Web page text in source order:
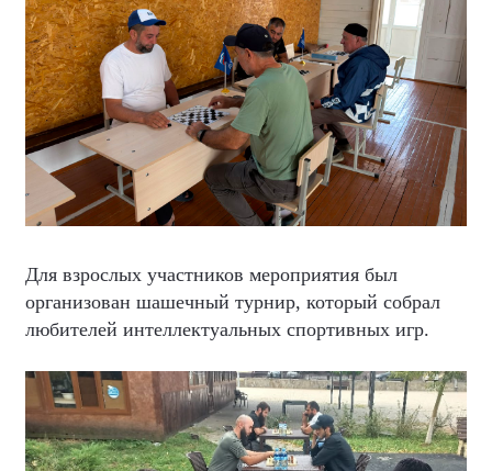
Для взрослых участников мероприятия был
организован шашечный турнир, который собрал
любителей интеллектуальных спортивных игр.